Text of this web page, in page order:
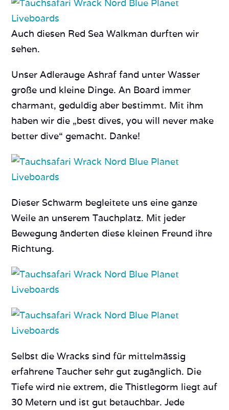
Auch diesen Red Sea Walkman durften wir
sehen.
Unser Adlerauge Ashraf fand unter Wasser
große und kleine Dinge. An Board immer
charmant, geduldig aber bestimmt. Mit ihm
haben wir die „best dives, you will never make
better dive“ gemacht. Danke!
Dieser Schwarm begleitete uns eine ganze
Weile an unserem Tauchplatz. Mit jeder
Bewegung änderten diese kleinen Freund ihre
Richtung.
Selbst die Wracks sind für mittelmässig
erfahrene Taucher sehr gut zugänglich. Die
Tiefe wird nie extrem, die Thistlegorm liegt auf
30 Metern und ist gut betauchbar. Jede